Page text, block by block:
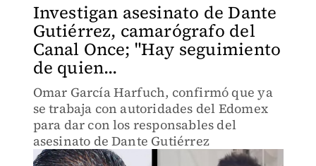
Investigan asesinato de Dante
Gutiérrez, camarógrafo del
Canal Once; "Hay seguimiento
de quien...
Omar García Harfuch, confirmó que ya
se trabaja con autoridades del Edomex
para dar con los responsables del
asesinato de Dante Gutiérrez